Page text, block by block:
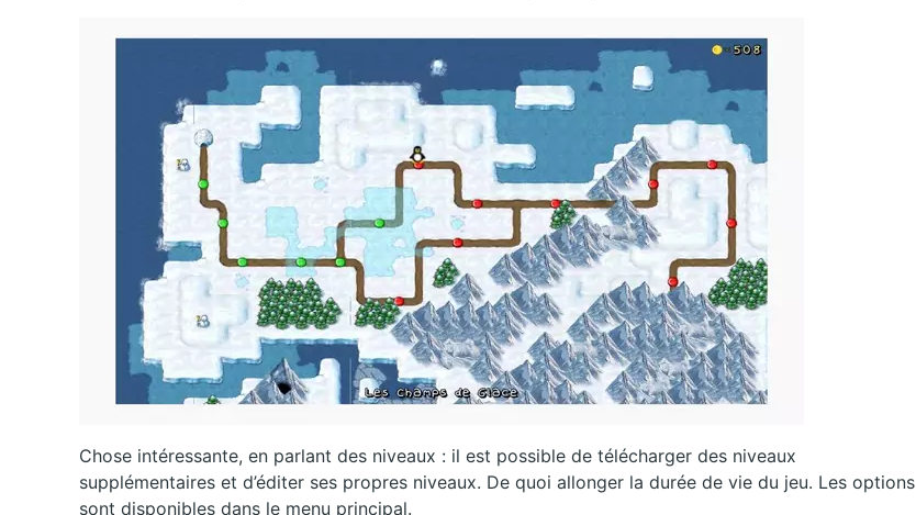
Chose intéressante, en parlant des niveaux : il est possible de télécharger des niveaux
supplémentaires et d’éditer ses propres niveaux. De quoi allonger la durée de vie du jeu. Les options
sont disponibles dans le menu principal.